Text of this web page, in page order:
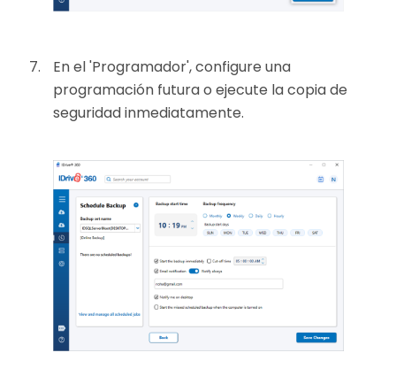
En el 'Programador', configure una
programación futura o ejecute la copia de
seguridad inmediatamente.